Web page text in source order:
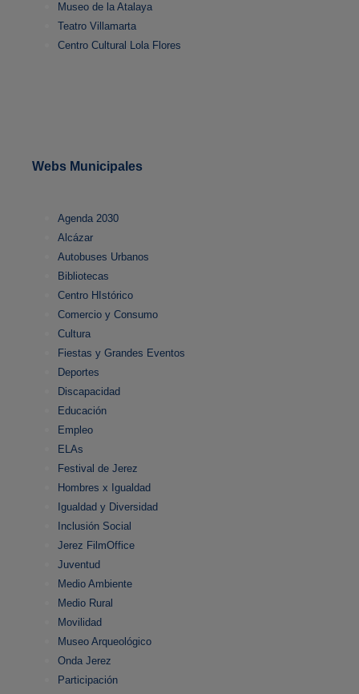
Museo de la Atalaya
Teatro Villamarta
Centro Cultural Lola Flores
Webs Municipales
Agenda 2030
Alcázar
Autobuses Urbanos
Bibliotecas
Centro HIstórico
Comercio y Consumo
Cultura
Fiestas y Grandes Eventos
Deportes
Discapacidad
Educación
Empleo
ELAs
Festival de Jerez
Hombres x Igualdad
Igualdad y Diversidad
Inclusión Social
Jerez FilmOffice
Juventud
Medio Ambiente
Medio Rural
Movilidad
Museo Arqueológico
Onda Jerez
Participación